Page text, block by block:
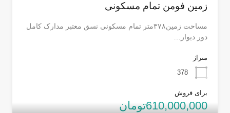
زمین فومن تمام مسکونی
مساحت زمین۳۷۸متر تمام مسکونی نسق معتبر مدارک کامل
دور دیوار…
متراژ
378
برای فروش
610,000,000تومان